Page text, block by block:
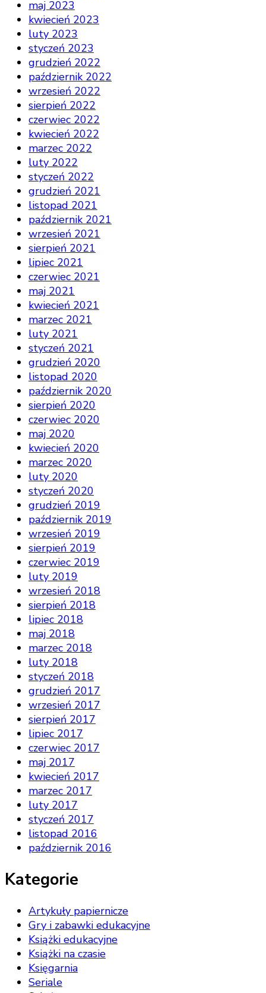
maj 2023
kwiecień 2023
luty 2023
styczeń 2023
grudzień 2022
październik 2022
wrzesień 2022
sierpień 2022
czerwiec 2022
kwiecień 2022
marzec 2022
luty 2022
styczeń 2022
grudzień 2021
listopad 2021
październik 2021
wrzesień 2021
sierpień 2021
lipiec 2021
czerwiec 2021
maj 2021
kwiecień 2021
marzec 2021
luty 2021
styczeń 2021
grudzień 2020
listopad 2020
październik 2020
sierpień 2020
czerwiec 2020
maj 2020
kwiecień 2020
marzec 2020
luty 2020
styczeń 2020
grudzień 2019
październik 2019
wrzesień 2019
sierpień 2019
czerwiec 2019
luty 2019
wrzesień 2018
sierpień 2018
lipiec 2018
maj 2018
marzec 2018
luty 2018
styczeń 2018
grudzień 2017
wrzesień 2017
sierpień 2017
lipiec 2017
czerwiec 2017
maj 2017
kwiecień 2017
marzec 2017
luty 2017
styczeń 2017
listopad 2016
październik 2016
Kategorie
Artykuły papiernicze
Gry i zabawki edukacyjne
Książki edukacyjne
Książki na czasie
Księgarnia
Seriale